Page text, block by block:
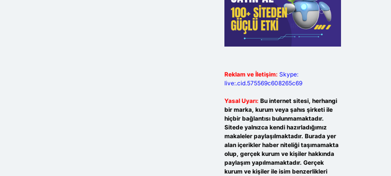
Reklam ve İletişim: Skype:
live:.cid.575569c608265c69
Yasal Uyarı: Bu internet sitesi, herhangi
bir marka, kurum veya şahıs şirketi ile
hiçbir bağlantısı bulunmamaktadır.
Sitede yalnızca kendi hazırladığımız
makaleler paylaşılmaktadır. Burada yer
alan içerikler haber niteliği taşımamakta
olup, gerçek kurum ve kişiler hakkında
paylaşım yapılmamaktadır. Gerçek
kurum ve kişiler ile isim benzerlikleri